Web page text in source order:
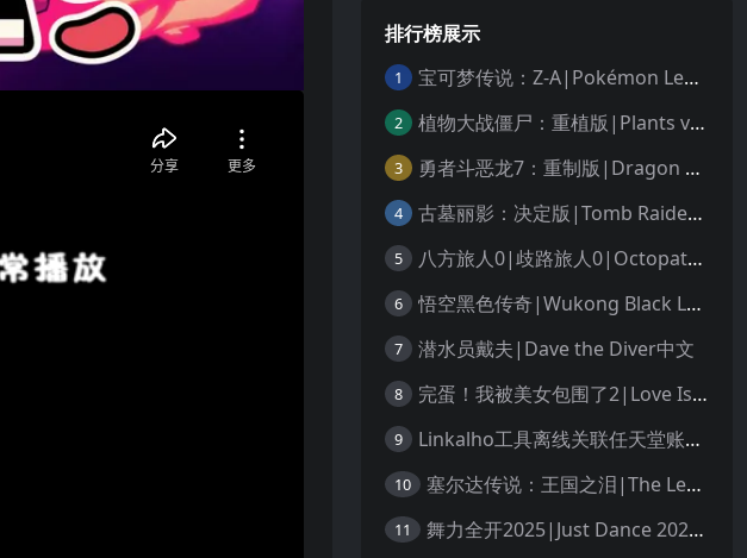
排行榜展示
1 宝可梦传说：Z-A|Pokémon Legends: Z-A中文
2 植物大战僵尸：重植版|Plants vs. Zombies: Replanted中文
3 勇者斗恶龙7：重制版|Dragon Quest VII Reimagined中文
4 古墓丽影：决定版|Tomb Raider: Definitive Edition中文
5 八方旅人0|歧路旅人0|Octopath Traveler 0中文
6 悟空黑色传奇|Wukong Black Legend
7 潜水员戴夫|Dave the Diver中文
8 完蛋！我被美女包围了2|Love Is All Around 2中文
9 Linkalho工具离线关联任天堂账户教程
10 塞尔达传说：王国之泪|The Legend of Zelda: Tears of the Kingdom中文
11 舞力全开2025|Just Dance 2025中文